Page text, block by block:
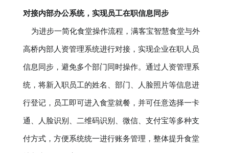
对接内部办公系统，实现员工在职信息同步
为进步一简化食堂操作流程，满客宝智慧食堂与外
高桥内部人资管理系统进行对接，实现企业在职人员
信息同步，避免多个部门同时操作。通过人资管理系
统，将新入职员工的姓名、部门、人脸照片等信息进
行登记，员工即可进入食堂就餐，并可任意选择一卡
通、人脸识别、二维码识别、微信、支付宝等多种支
付方式，方便系统统一进行账务管理，整体提升食堂